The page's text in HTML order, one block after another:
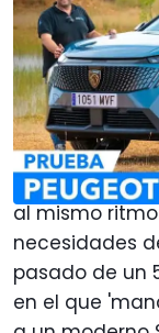
3 Jul 2025
Lanzado en el
al mismo
necesidades
pasado de un
en el que